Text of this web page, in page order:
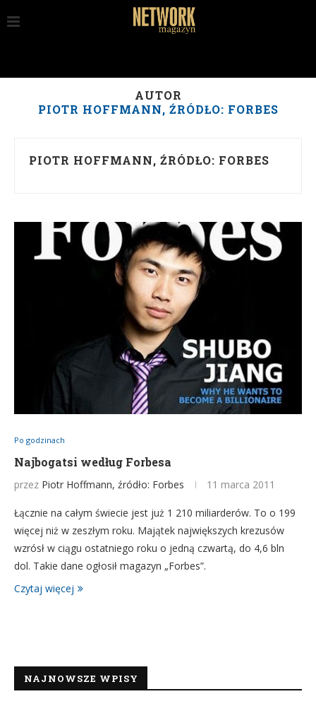
AUTOR
PIOTR HOFFMANN, ŹRÓDŁO: FORBES
PIOTR HOFFMANN, ŹRÓDŁO: FORBES
Po godzinach
Najbogatsi według Forbesa
przez Piotr Hoffmann, źródło: Forbes 11 marca 2011
Łącznie na całym świecie jest już 1 210 miliarderów. To o 199
więcej niż w zeszłym roku. Majątek największych krezusów
wzrósł w ciągu ostatniego roku o jedną czwartą, do 4,6 bln
dol. Takie dane ogłosił magazyn „Forbes”.
Czytaj więcej
NAJNOWSZE WPISY